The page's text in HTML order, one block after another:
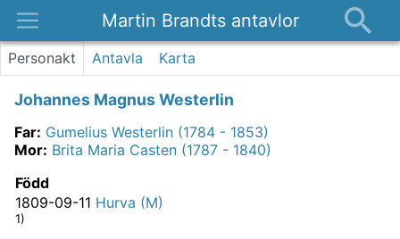
Martin Brandts antavlor
Platser
Kontakt
Personakt Antavla Karta
Johannes Magnus Westerlin
Far: Gumelius Westerlin (1784 - 1853)
Mor: Brita Maria Casten (1787 - 1840)
Född
1809-09-11 Hurva (M)
1)